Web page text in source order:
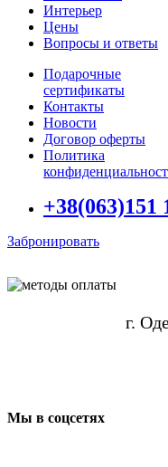
Интерьер
Цены
Вопросы и ответы
Подарочные
сертификаты
Контакты
Новости
Договор оферты
Политика
+38(063)151
Забронировать
г.
Мы в соцсетях